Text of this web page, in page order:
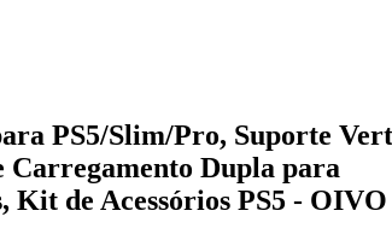
PS5/Slim/Pro, Suporte
Carregamento Dupla para
Kit de Acessórios PS5 - OIVO